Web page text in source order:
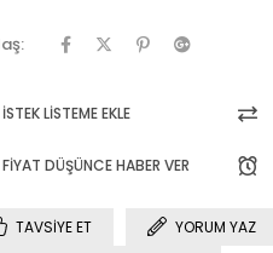
İSTEK LISTEME EKLE
FIYAT DÜŞÜNCE HABER VER
TAVSIYE ET
YORUM YAZ